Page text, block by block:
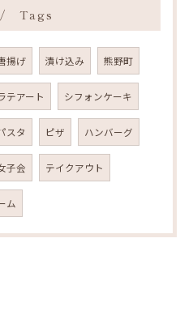
Tags
揚げ 漬け込み 熊野町
テアート シフォンケーキ
スタ ピザ ハンバーグ
子会 テイクアウト
ム